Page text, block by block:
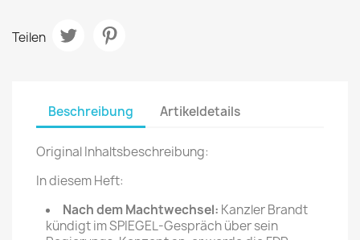
Teilen
Beschreibung Artikeldetails
Original Inhaltsbeschreibung:
In diesem Heft:
Nach dem Machtwechsel: Kanzler Brandt
kündigt im SPIEGEL-Gespräch über sein